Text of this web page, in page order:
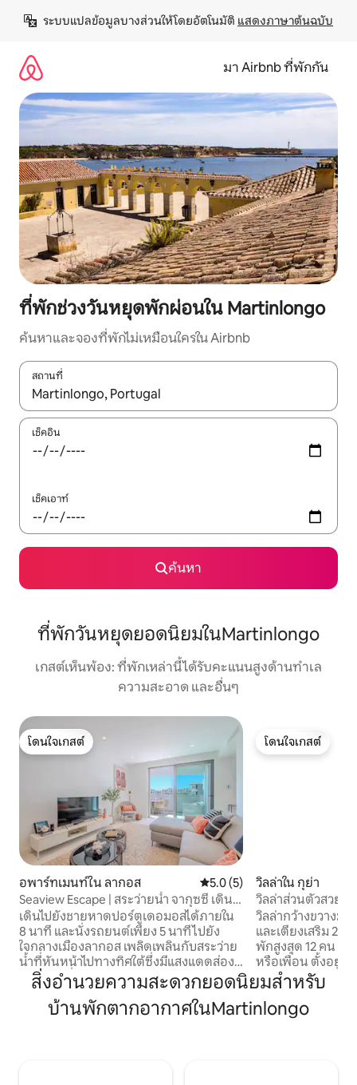
เนื้อหา
ระบบแปลข้อมูลบางส่วนให้โดยอัตโนมัติ แสดงภาษาต้นฉบับ
มา Airbnb ที่พักกัน
ที่พักช่วงวันหยุดพักผ่อนใน Martinlongo
ค้นหาและจองที่พักไม่เหมือนใครใน Airbnb
สถานที่
ใช้ลูกศรขึ้นลง หรือใช้การสัมผัสหรือปัด เพื่อสำรวจผลการค้นหา
เช็คอิน
เช็คเอาท์
ค้นหา
ที่พักวันหยุดยอดนิยมในMartinlongo
เกสต์เห็นพ้อง: ที่พักเหล่านี้ได้รับคะแนนสูงด้านทำเล
ความสะอาด และอื่นๆ
โดนใจเกสต์
โดนใจเกสต์
อพาร์ทเมนท์ใน ลากอส คะแนนเฉลี่ย 5.0 จาก 5, 5 รีวิว
5.0 (5)
Seaview Escape | สระว่ายน้ำ จากุซซี่ เดิน 7
นาทีถึงหาด
เดินไปยังชายหาดปอร์ตูเดอมอสได้ภายใน
8 นาที และนั่งรถยนต์เพียง 5 นาทีไปยัง
ใจกลางเมืองลากอส เพลิดเพลินกับสระว่าย
น้ำที่หันหน้าไปทางทิศใต้ซึ่งมีแสงแดดส่อง
ถึง จากุ๊ซซี่บนดาดฟ้า ยิม ระเบียง 2 แห่ง
และพื้นที่สำหรับผู้เข้าพักสูงสุด 6 คน สิ่ง
อำนวยความสะดวกครบครัน เหมาะสำหรับ
โดนใจเกสต์
โดนใจเกสต์
วิลล่าใน กุย่า
วิลล่าส่วนตัวสวยง
วิลล่ากว้างขวางมี
และเตียงเสริม 2 เ
พักสูงสุด 12 คน เห
หรือเพื่อน ตั้งอยู่ในทำเลที่เงียบสงบและเป็น
ส่วนตัวบนชานเมือ
ห่างจากชายหาด
เพียงไม่กี่นาที เป็
แบบของความสงบ
สิ่งอำนวยความสะดวกยอดนิยมสำหรับ
บ้านพักตากอากาศในMartinlongo